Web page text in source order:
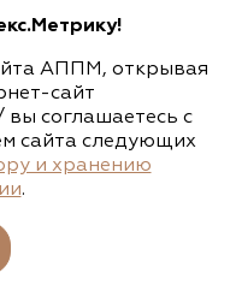
АППМ, открывая
сайт
соглашаетесь с
сайта следующих
и хранению
.